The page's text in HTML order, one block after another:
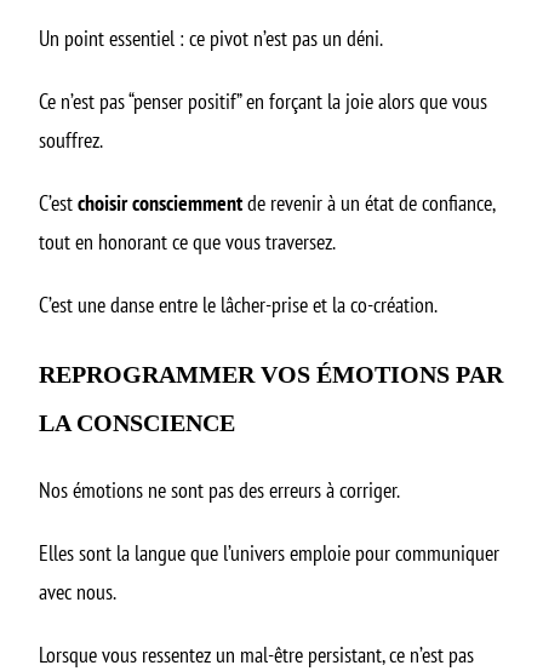
Un point essentiel : ce pivot n’est pas un déni.
Ce n’est pas “penser positif” en forçant la joie alors que vous
souffrez.
C’estchoisir consciemmentde revenir à un état de confiance,
tout en honorant ce que vous traversez.
C’est une danse entre le lâcher-prise et la co-création.
REPROGRAMMER VOS ÉMOTIONS PAR
LA CONSCIENCE
Nos émotions ne sont pas des erreurs à corriger.
Elles sont la langue que l’univers emploie pour communiquer
avec nous.
Lorsque vous ressentez un mal-être persistant, ce n’est pas